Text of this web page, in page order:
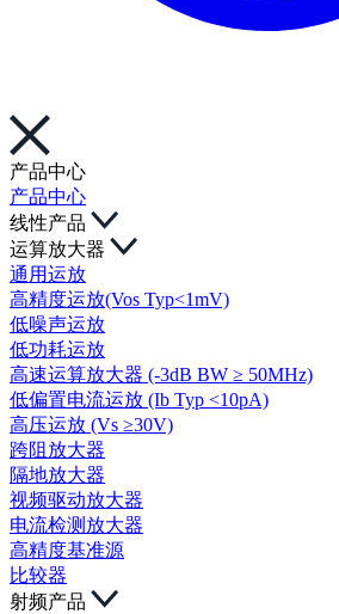
产品中心
产品中心
线性产品
运算放大器
通用运放
高精度运放(Vos Typ<1mV)
低噪声运放
低功耗运放
高速运算放大器 (-3dB BW ≥ 50MHz)
低偏置电流运放 (Ib Typ <10pA)
高压运放 (Vs ≥30V)
跨阻放大器
隔地放大器
视频驱动放大器
电流检测放大器
高精度基准源
比较器
射频产品